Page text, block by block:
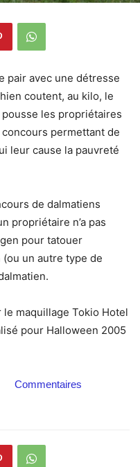
pair avec une détresse
coutent, au kilo, le
les propriétaires
permettant de
leur cause la pauvreté
de dalmatiens
propriétaire n’a pas
pour tatouer
(ou un autre type de
le maquillage Tokio Hotel
pour Halloween 2005
Commentaires